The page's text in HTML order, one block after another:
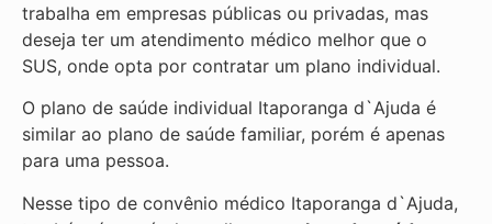
trabalha em empresas públicas ou privadas, mas
deseja ter um atendimento médico melhor que o
SUS, onde opta por contratar um plano individual.
O plano de saúde individual Itaporanga d`Ajuda é
similar ao plano de saúde familiar, porém é apenas
para uma pessoa.
Nesse tipo de convênio médico Itaporanga d`Ajuda,